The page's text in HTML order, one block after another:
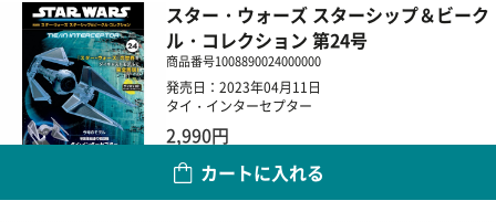
スター・ウォーズ スターシップ＆ビーク
ル・コレクション 第24号
商品番号1008890024000000
発売日：2023年04月11日
タイ・インターセプター
2,990円
カートに入れる